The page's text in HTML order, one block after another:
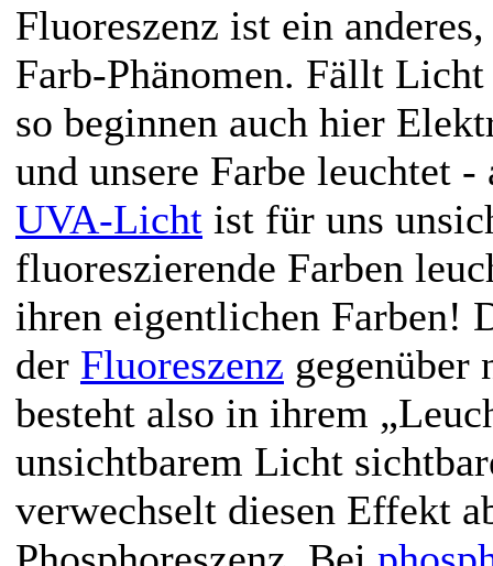
Fluoreszenz ist ein
Farb-Phänomen. Fällt
so beginnen auch hier
und unsere Farbe leuchtet
UVA-Licht ist für uns
fluoreszierende Farben
ihren eigentlichen Farben!
der Fluoreszenz gegenüber
besteht also in ihrem
unsichtbarem Licht
verwechselt diesen Effekt